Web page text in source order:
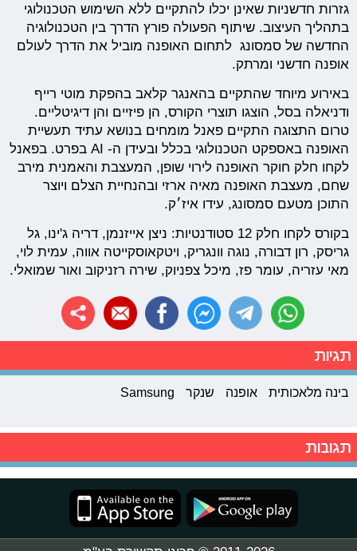
גזרות חדשניות שאינן יכלו להתקיים ללא השימוש הטכנולוגי
בתהליך העיצוב. שיתוף הפעולה פורץ הדרך בין הטכנולוגיה
החדשה של סמסונג לתחום האופנה מוביל את הדרך לעולם
אופנה חדשני ומרתק.
באירוע מיוחד שהתקיים בהאנגר קלאב בהפקת מוטי רייף
ודניאלה בסל, הוצגו תוצרי הקורס, הן פיזיים והן דיגיטליים.
טרום התצוגה התקיים פאנל מומחים בנושא עתיד תעשיית
האופנה באספקט הטכנולוגי בכלל ובעידן ה- AI בפרט. בפאנל
לקחו חלק חוקר האופנה לירוי שופן, המעצבת והאמנית מירב
שחם, מעצבת האופנה מאיה ארזי ובהנחיית הצלם ויוצר
התוכן מטעם סמסונג, עידו איז׳ק.
בקורס לקחו חלק 12 סטודנטיות: ניצן אייזנמן, דריה ג'ינו, גל
גריסק, רון דבורה, נוגה וונגריק, ויטקאוסקייטה אווה, עמית לוי,
מאי עזריה, עומר פז, מיכל צפניוק, שירה רזניקוב ואור שמואלי.
תגיות
בינה מלאכותית אופנה שנקר Samsung
תגובות